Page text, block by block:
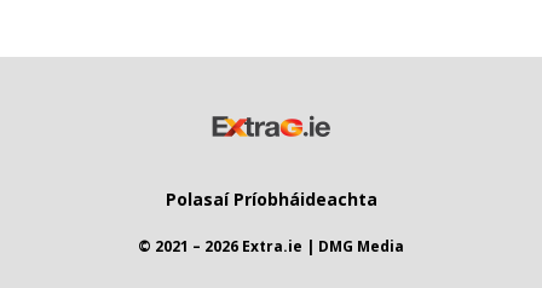
Polasaí Príobháideachta
© 2021 – 2026 Extra.ie | DMG Media